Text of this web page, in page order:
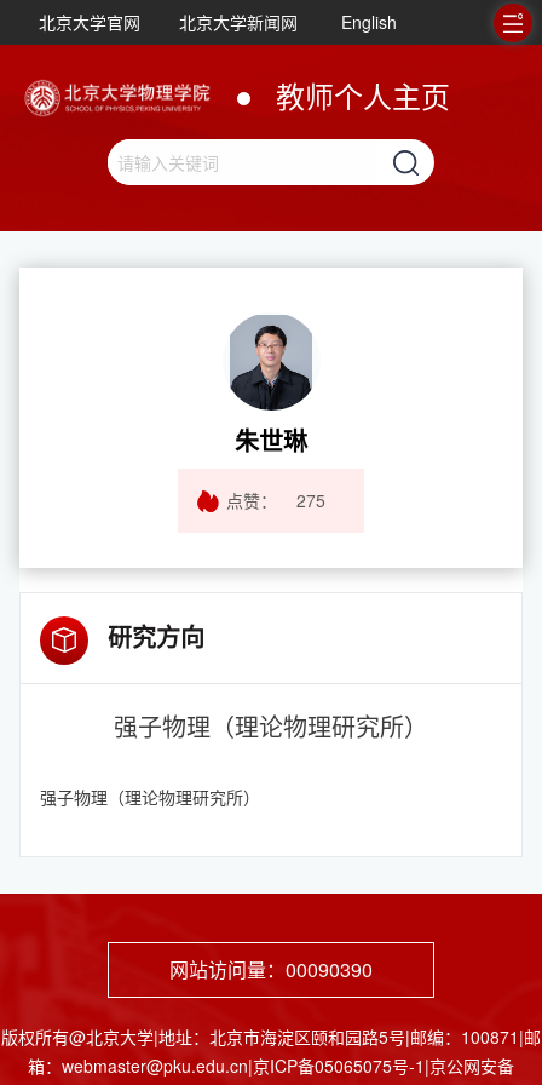
北京大学官网 北京大学新闻网 English
教师个人主页
朱世琳
点赞： 275
研究方向
强子物理（理论物理研究所）
强子物理（理论物理研究所）
网站访问量： 00090390
版权所有@北京大学|地址：北京市海淀区颐和园路5号|邮编：100871|邮
箱：webmaster@pku.edu.cn|京ICP备05065075号-1|京公网安备